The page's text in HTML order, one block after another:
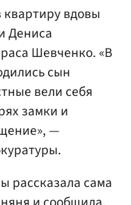
вдовы
Дениса
Шевченко. «В
сын
вели себя
замки и
—
рассказала сама